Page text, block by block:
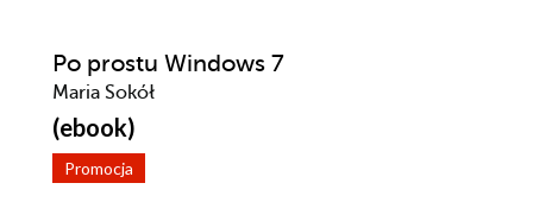
Po prostu Windows 7
Maria Sokół
(ebook)
Promocja